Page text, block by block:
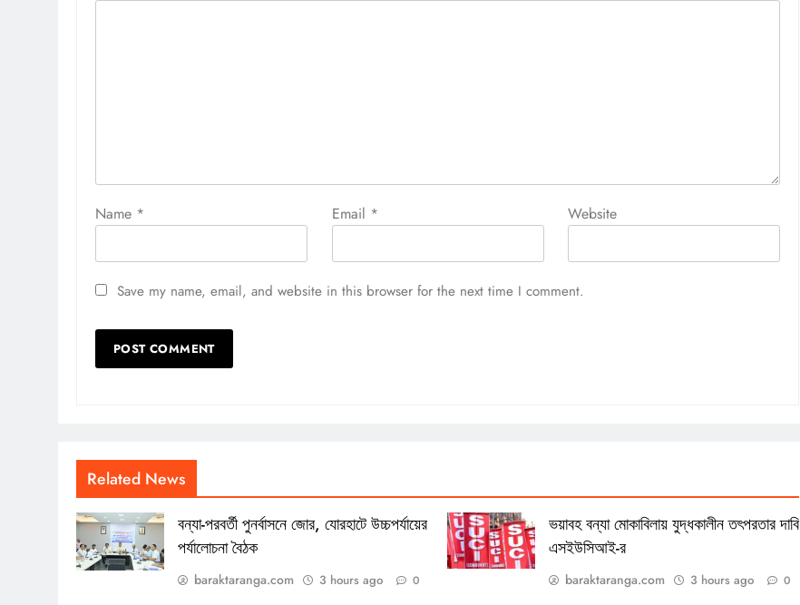
Name * Email * Website
Save my name, email, and website in this browser for the next time I comment.
Related News
বন্যা-পরবর্তী পুনর্বাসনে জোর, যোরহাটে উচ্চপর্যায়ের
পর্যালোচনা বৈঠক
baraktaranga.com 3 hours ago 0
ভয়াবহ বন্যা মোকাবিলায় যুদ্ধকালীন তৎপরতার দাবি
এসইউসিআই-র
baraktaranga.com 3 hours ago 0